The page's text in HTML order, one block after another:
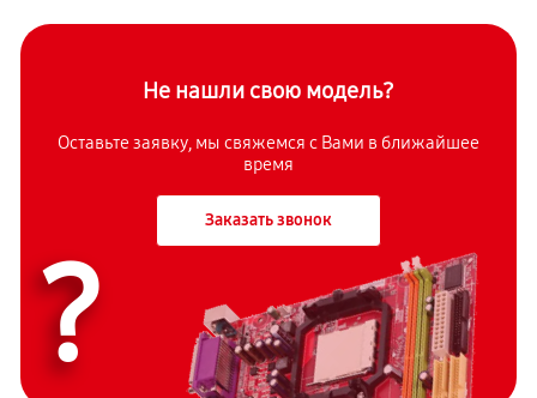
Не нашли свою модель?
Оставьте заявку, мы свяжемся с Вами в ближайшее
время
Заказать звонок
?